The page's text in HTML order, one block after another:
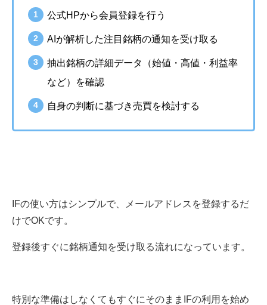
公式HPから会員登録を行う
AIが解析した注目銘柄の通知を受け取る
抽出銘柄の詳細データ（始値・高値・利益率
など）を確認
自身の判断に基づき売買を検討する
IFの使い方はシンプルで、メールアドレスを登録するだ
けでOKです。
登録後すぐに銘柄通知を受け取る流れになっています。
特別な準備はしなくてもすぐにそのままIFの利用を始め